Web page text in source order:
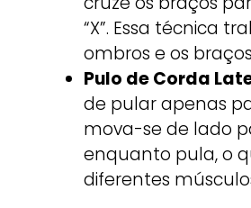
“X”. Essa técnica
ombros e os
Pulo de Corda
de pular apenas
mova-se de lado
enquanto pula, o
diferentes